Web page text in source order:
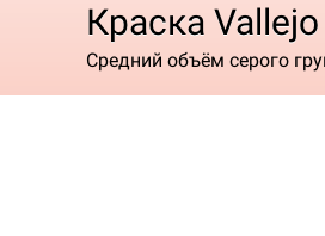
Краска
Средний объём серого